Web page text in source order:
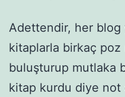
Adettendir, her blog
kitaplarla birkaç poz
buluşturup mutlaka
kitap kurdu diye not